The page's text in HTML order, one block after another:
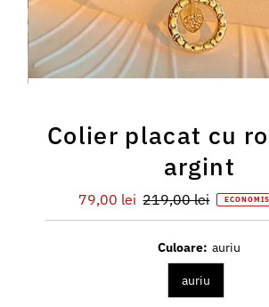
Colier placat cu
argint
Preț
redus
79,00 lei Preț
întreg
219,00 lei
Culoare: auriu
auriu